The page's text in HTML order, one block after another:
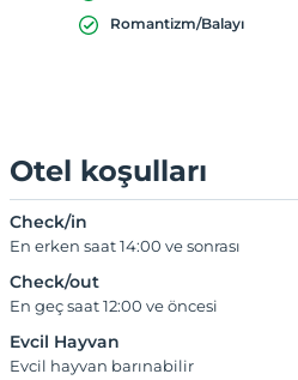
Romantizm/Balayı
Otel koşulları
Check/in
En erken saat 14:00 ve sonrası
Check/out
En geç saat 12:00 ve öncesi
Evcil Hayvan
Evcil hayvan barınabilir